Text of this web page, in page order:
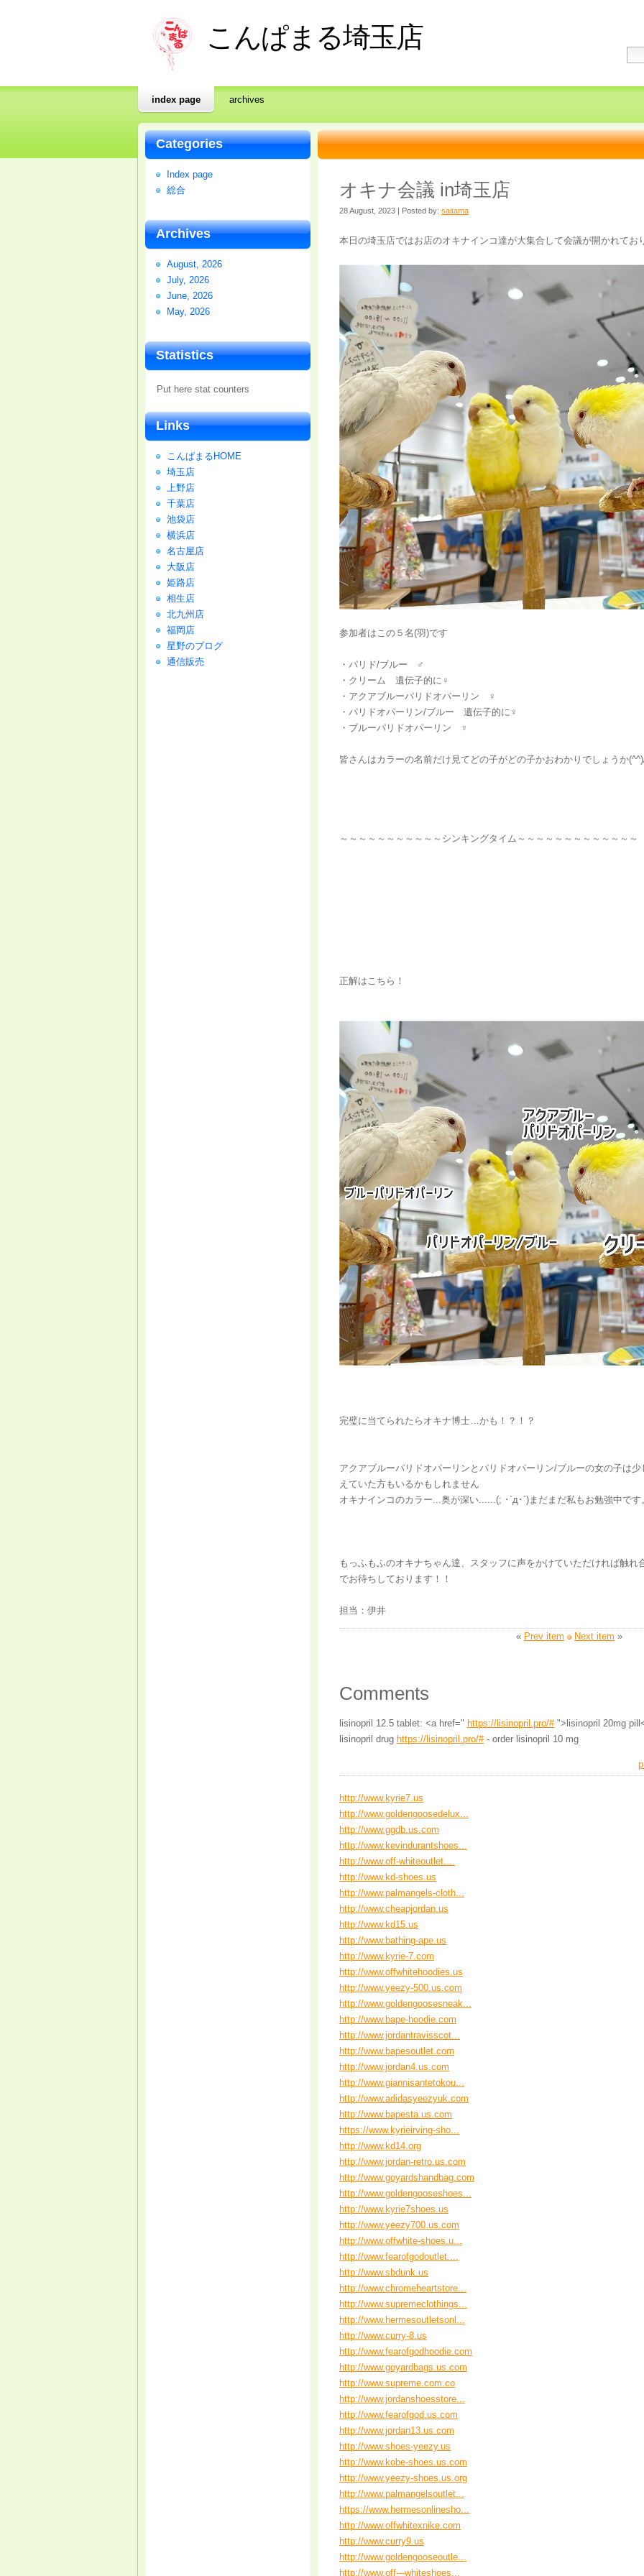
こんぱまる埼玉店
index page archives
オキナ会議 in埼玉店
28 August, 2023 | Posted by: saitama
本日の埼玉店ではお店のオキナインコ達が大集合して会議が開かれてお
参加者はこの５名(羽)です
・パリド/ブルー ♂
・クリーム 遺伝子的に♀
・アクアブルーパリドオパーリン ♀
・パリドオパーリン/ブルー 遺伝子的に♀
・ブルーパリドオパーリン ♀
皆さんはカラーの名前だけ見てどの子がどの子かおわかりでしょうか
～～～～～～～～～～～シンキングタイム～～～～～～～～～～～～～
正解はこちら！
完璧に当てられたらオキナ博士…かも！？！？
アクアブルーパリドオパーリンとパリドオパーリン/ブルーの女の子は
えていた方もいるかもしれません
オキナインコのカラー...奥が深い......(; ･`д･´)まだまだ私もお勉強中です
もっふもふのオキナちゃん達、スタッフに声をかけていただければ触
でお待ちしております！！
担当：伊井
« Prev item Next item »
Comments
lisinopril 12.5 tablet: <a href=" https://lisinopril.pro/#">lisinopril 20mg
lisinopril drug https://lisinopril.pro/#- order lisinopril 10 mg
http://www.kyrie7.us
http://www.goldengoosedelux...
http://www.ggdb.us.com
http://www.kevindurantshoes...
http://www.off-whiteoutlet....
http://www.kd-shoes.us
http://www.palmangels-cloth...
http://www.cheapjordan.us
http://www.kd15.us
http://www.bathing-ape.us
http://www.kyrie-7.com
http://www.offwhitehoodies.us
http://www.yeezy-500.us.com
http://www.goldengoosesneak...
http://www.bape-hoodie.com
http://www.jordantravisscot...
http://www.bapesoutlet.com
http://www.jordan4.us.com
http://www.giannisantetokou...
http://www.adidasyeezyuk.com
http://www.bapesta.us.com
https://www.kyrieirving-sho...
http://www.kd14.org
http://www.jordan-retro.us.com
http://www.goyardshandbag.com
http://www.goldengooseshoes...
http://www.kyrie7shoes.us
http://www.yeezy700.us.com
http://www.offwhite-shoes.u...
http://www.fearofgodoutlet....
http://www.sbdunk.us
http://www.chromeheartstore...
http://www.supremeclothings...
http://www.hermesoutletsonl...
http://www.curry-8.us
http://www.fearofgodhoodie.com
http://www.goyardbags.us.com
http://www.supreme.com.co
http://www.jordanshoesstore...
http://www.fearofgod.us.com
http://www.jordan13.us.com
http://www.shoes-yeezy.us
http://www.kobe-shoes.us.com
http://www.yeezy-shoes.us.org
http://www.palmangelsoutlet...
https://www.hermesonlinesho...
http://www.offwhitexnike.com
http://www.curry9.us
http://www.goldengooseoutle...
http://www.off---whiteshoes...
Categories
Index page
総合
Archives
August, 2026
July, 2026
June, 2026
May, 2026
Statistics
Put here stat counters
Links
こんぱまるHOME
埼玉店
上野店
千葉店
池袋店
横浜店
名古屋店
大阪店
姫路店
相生店
北九州店
福岡店
星野のブログ
通信販売